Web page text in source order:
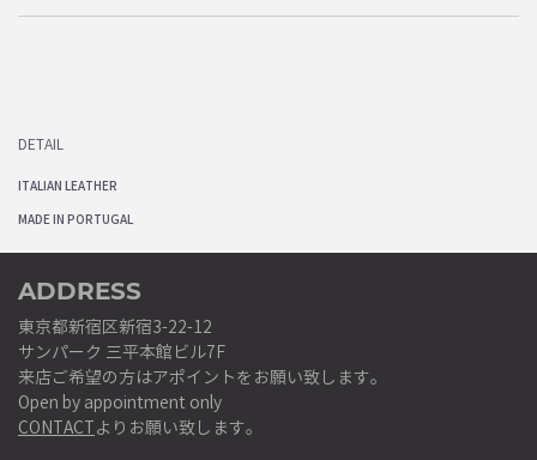
DETAIL
ITALIAN LEATHER
MADE IN PORTUGAL
ADDRESS
東京都新宿区新宿3-22-12
サンパーク 三平本館ビル7F
来店ご希望の方はアポイントをお願い致します。
Open by appointment only
CONTACTよりお願い致します。